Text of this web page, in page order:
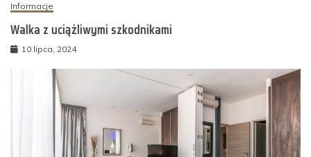
Informacje
Walka z uciążliwymi szkodnikami
10 lipca, 2024